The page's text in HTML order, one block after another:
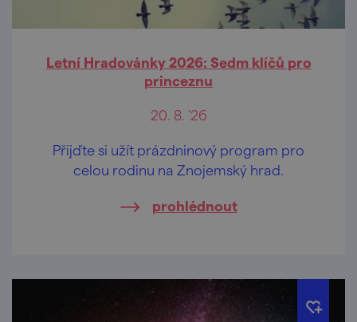
Letní Hradovánky 2026: Sedm klíčů pro
princeznu
20. 8. '26
Přijďte si užít prázdninový program pro
celou rodinu na Znojemský hrad.
prohlédnout